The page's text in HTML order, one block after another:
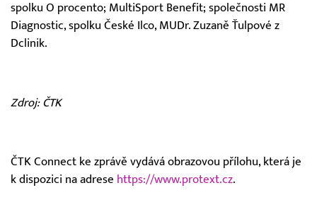
spolku O procento; MultiSport Benefit; společnosti MR
Diagnostic, spolku České Ilco, MUDr. Zuzaně Ťulpové z
Dclinik.
Zdroj: ČTK
ČTK Connect ke zprávě vydává obrazovou přílohu, která je
k dispozici na adrese https://www.protext.cz.